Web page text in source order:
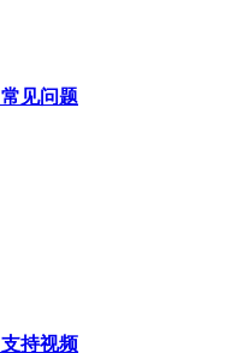
常见问题
支持视频